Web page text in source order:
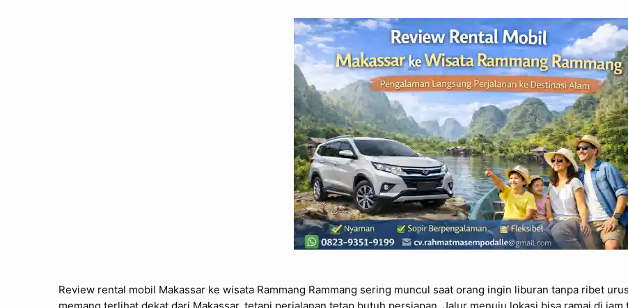
Review rental mobil Makassar ke wisata Rammang Rammang sering muncul saat orang ingin liburan tanpa ribet